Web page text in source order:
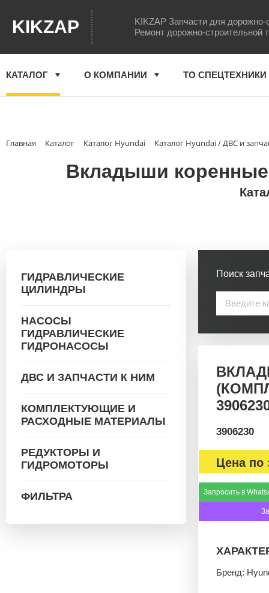
KIKZAP
KIKZAP Запчасти для дорожно-
Ремонт дорожно-строительной
КАТАЛОГ О КОМПАНИИ ТО СПЕЦТЕХНИКИ
Главная Каталог Каталог Hyundai Каталог Hyundai / ДВС и
Вкладыши коренные
ГИДРАВЛИЧЕСКИЕ
ЦИЛИНДРЫ
НАСОСЫ
ГИДРАВЛИЧЕСКИЕ
ГИДРОНАСОСЫ
ДВС И ЗАПЧАСТИ К НИМ
КОМПЛЕКТУЮЩИЕ И
РАСХОДНЫЕ МАТЕРИАЛЫ
РЕДУКТОРЫ И
ГИДРОМОТОРЫ
ФИЛЬТРА
Поиск
3906230
Цена по
Запросить в
Бренд: